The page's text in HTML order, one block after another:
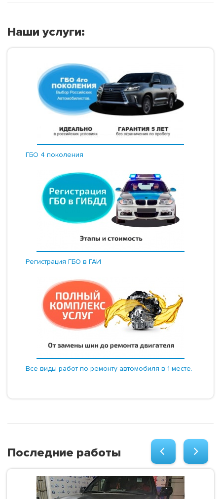
Наши услуги:
ГБО 4 поколения
Регистрация ГБО в ГАИ
Все виды работ по ремонту автомобиля в 1 месте.
Последние работы